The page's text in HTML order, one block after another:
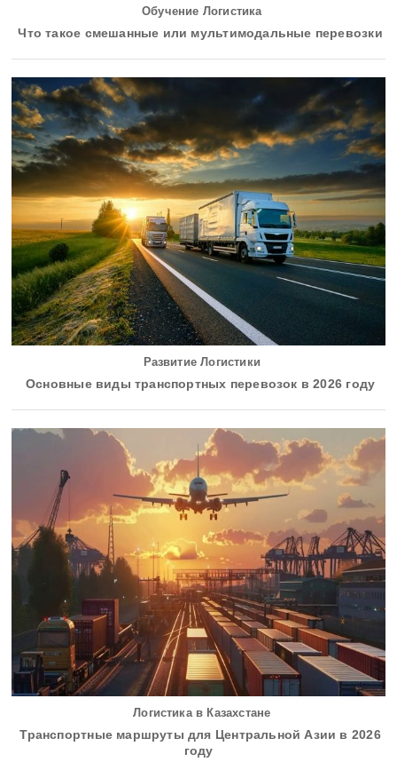
Обучение Логистика
Что такое смешанные или мультимодальные перевозки
Развитие Логистики
Основные виды транспортных перевозок в 2026 году
Логистика в Казахстане
Транспортные маршруты для Центральной Азии в 2026
году